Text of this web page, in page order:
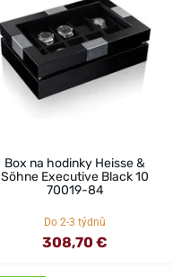
Box na hodinky Heisse &
Söhne Executive Black 10
70019-84
Do 2-3 týdnů
308,70 €